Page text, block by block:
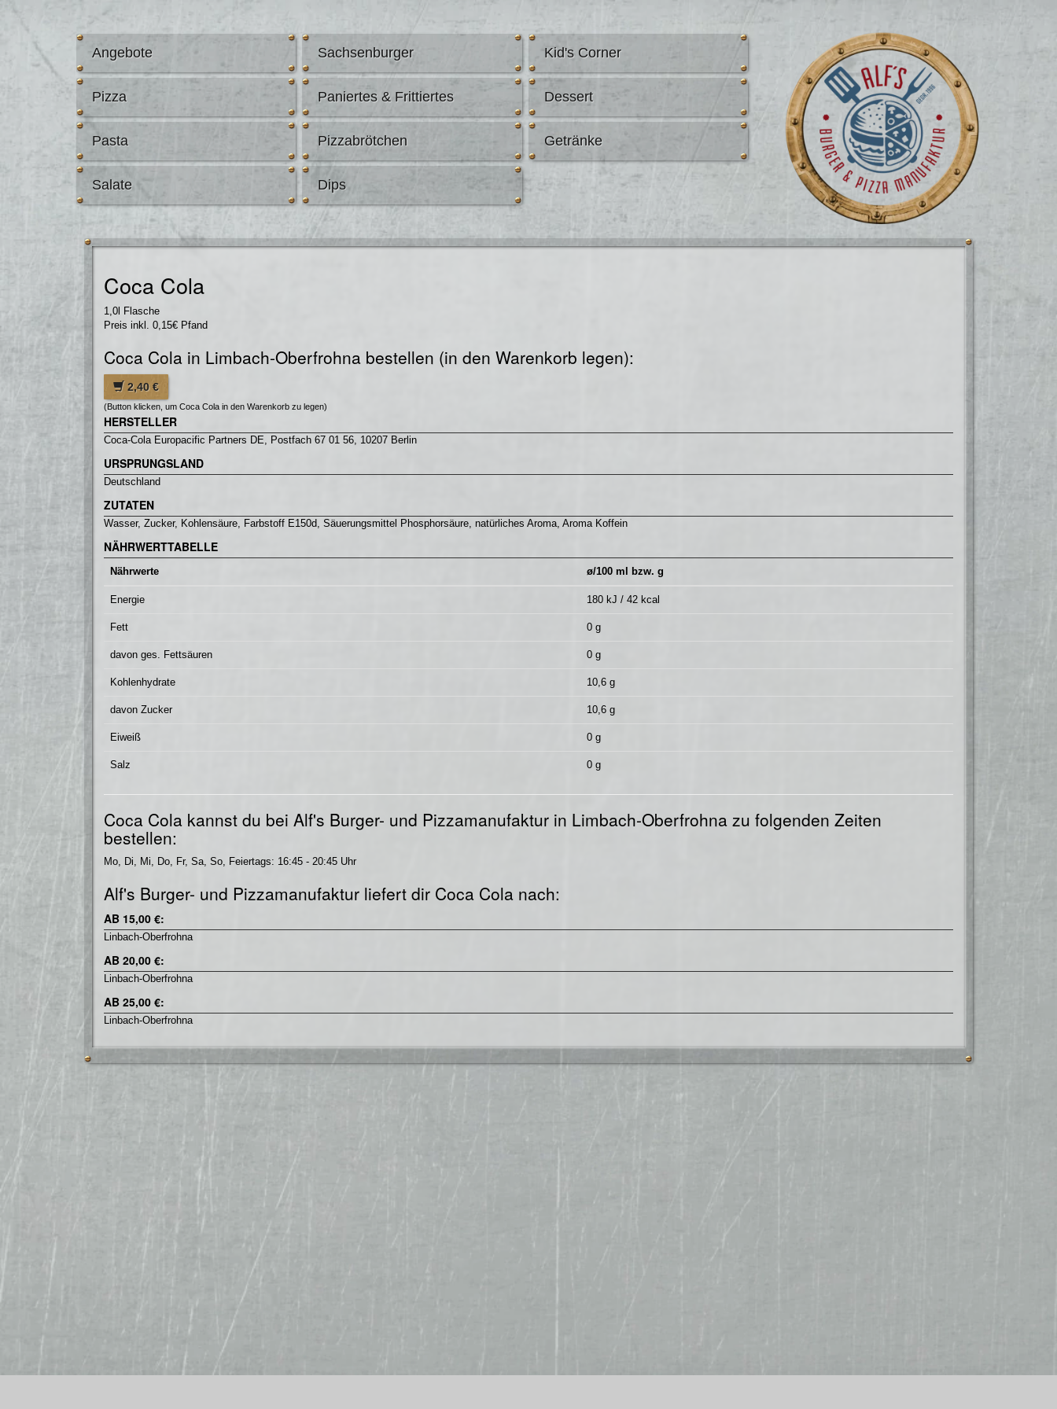
Angebote
Pizza
Pasta
Salate
Sachsenburger
Paniertes & Frittiertes
Pizzabrötchen
Dips
Kid's Corner
Dessert
Getränke
Coca Cola
1,0l Flasche
Preis inkl. 0,15€ Pfand
Coca Cola in Limbach-Oberfrohna bestellen (in den Warenkorb legen):
2,40 €
(Button klicken, um Coca Cola in den Warenkorb zu legen)
HERSTELLER
Coca-Cola Europacific Partners DE, Postfach 67 01 56, 10207 Berlin
URSPRUNGSLAND
Deutschland
ZUTATEN
Wasser, Zucker, Kohlensäure, Farbstoff E150d, Säuerungsmittel Phosphorsäure, natürliches Aroma, Aroma Koffein
NÄHRWERTTABELLE
Nährwerte ø/100 ml bzw. g
Energie 180 kJ / 42 kcal
Fett 0 g
davon ges. Fettsäuren 0 g
Kohlenhydrate 10,6 g
davon Zucker 10,6 g
Eiweiß 0 g
Salz 0 g
Coca Cola kannst du bei Alf's Burger- und Pizzamanufaktur in Limbach-Oberfrohna zu folgenden Zeiten
bestellen:
Mo, Di, Mi, Do, Fr, Sa, So, Feiertags: 16:45 - 20:45 Uhr
Alf's Burger- und Pizzamanufaktur liefert dir Coca Cola nach:
AB 15,00 €:
Linbach-Oberfrohna
AB 20,00 €:
Linbach-Oberfrohna
AB 25,00 €:
Linbach-Oberfrohna